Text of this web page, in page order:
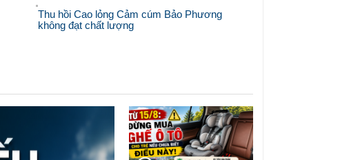
Thu hồi Cao lỏng Cảm cúm Bảo Phương
không đạt chất lượng